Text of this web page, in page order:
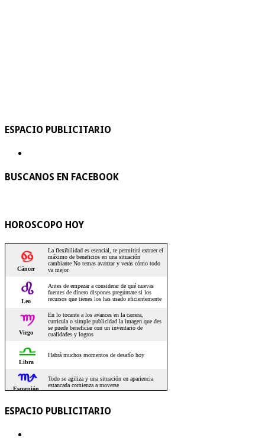
ESPACIO PUBLICITARIO
BUSCANOS EN FACEBOOK
HOROSCOPO HOY
ESPACIO PUBLICITARIO